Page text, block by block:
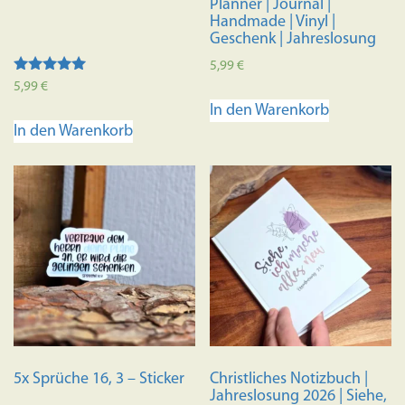
Bewertet mit
5,99€
In den Warenkorb
Planner | Journal |
Handmade | Vinyl |
Geschenk | Jahreslosung
5,99€
In den Warenkorb
5x Sprüche 16, 3 – Sticker
Christliches Notizbuch |
Jahreslosung 2026 | Siehe,